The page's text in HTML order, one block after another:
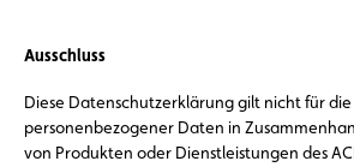
Ausschluss
Diese Datenschutzerklärung gilt nicht für
personenbezogener Daten in
von Produkten oder Dienstleistungen des